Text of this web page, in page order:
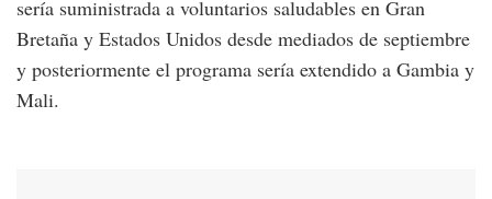
sería suministrada a voluntarios saludables en Gran
Bretaña y Estados Unidos desde mediados de septiembre
y posteriormente el programa sería extendido a Gambia y
Mali.